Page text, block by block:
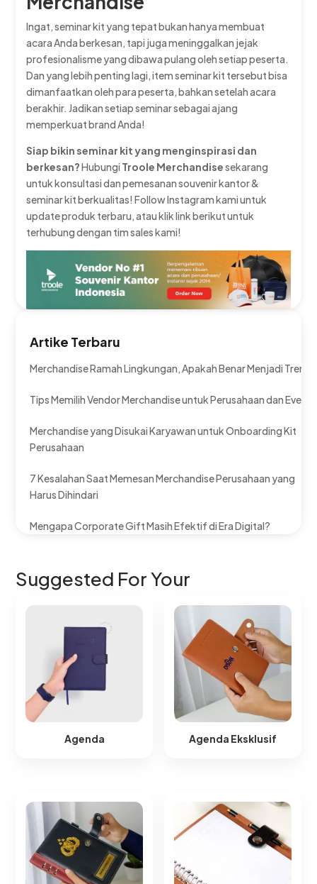
Ingat, seminar kit yang tepat bukan hanya membuat
acara Anda berkesan, tapi juga meninggalkan jejak
profesionalisme yang dibawa pulang oleh setiap peserta.
Dan yang lebih penting lagi, item seminar kit tersebut bisa
dimanfaatkan oleh para peserta, bahkan setelah acara
berakhir. Jadikan setiap seminar sebagai ajang
memperkuat brand Anda!
Siap bikin seminar kit yang menginspirasi dan
berkesan?Hubungi Troole Merchandisesekarang
untuk konsultasi dan pemesanan souvenir kantor &
seminar kit berkualitas! Follow Instagram kami untuk
update produk terbaru, atau klik link berikut untuk
terhubung dengan tim sales kami!
Artike Terbaru
Merchandise Ramah Lingkungan, Apakah Benar Menjadi Tren?
Tips Memilih Vendor Merchandise untuk Perusahaan dan Event
Merchandise yang Disukai Karyawan untuk Onboarding Kit
Perusahaan
7 Kesalahan Saat Memesan Merchandise Perusahaan yang
Harus Dihindari
Mengapa Corporate Gift Masih Efektif di Era Digital?
Suggested For Your
Agenda Agenda Eksklusif